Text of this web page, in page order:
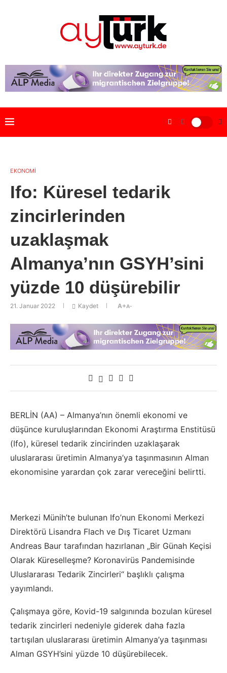
EKONOMİ
Ifo: Küresel tedarik
zincirlerinden
uzaklaşmak
Almanya’nın GSYH’sini
yüzde 10 düşürebilir
21. Januar 2022 Kaydet A+A-
BERLİN (AA) – Almanya’nın önemli ekonomi ve
düşünce kuruluşlarından Ekonomi Araştırma Enstitüsü
(Ifo), küresel tedarik zincirinden uzaklaşarak
uluslararası üretimin Almanya’ya taşınmasının Alman
ekonomisine yarardan çok zarar vereceğini belirtti.
Merkezi Münih’te bulunan Ifo’nun Ekonomi Merkezi
Direktörü Lisandra Flach ve Dış Ticaret Uzmanı
Andreas Baur tarafından hazırlanan „Bir Günah Keçisi
Olarak Küreselleşme? Koronavirüs Pandemisinde
Uluslararası Tedarik Zincirleri“ başlıklı çalışma
yayımlandı.
Çalışmaya göre, Kovid-19 salgınında bozulan küresel
tedarik zincirleri nedeniyle giderek daha fazla
tartışılan uluslararası üretimin Almanya’ya taşınması
Alman GSYH’sini yüzde 10 düşürebilecek.